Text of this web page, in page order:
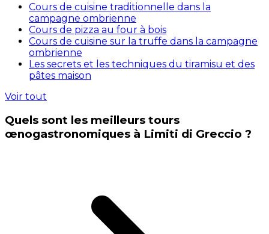
Cours de cuisine traditionnelle dans la
campagne ombrienne
Cours de pizza au four à bois
Cours de cuisine sur la truffe dans la campagne
ombrienne
Les secrets et les techniques du tiramisu et des
pâtes maison
Voir tout
Quels sont les meilleurs tours
œnogastronomiques à Limiti di Greccio ?